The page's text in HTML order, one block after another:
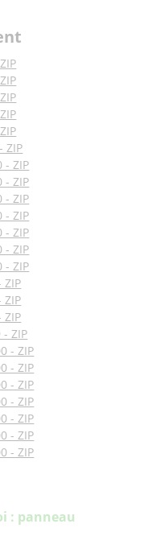
ZIP
- ZIP
- ZIP
- ZIP
- ZIP
- ZIP
- ZIP
- ZIP
ZIP
ZIP
ZIP
- ZIP
- ZIP
- ZIP
- ZIP
- ZIP
- ZIP
- ZIP
- ZIP
: panneau